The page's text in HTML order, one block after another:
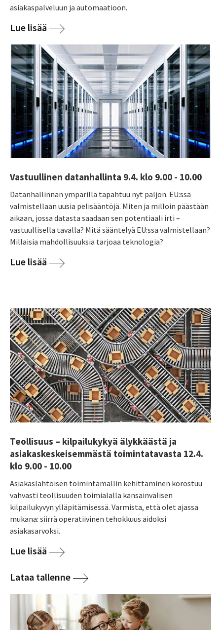
asiakaspalveluun ja automaatioon.
Lue lisää
Vastuullinen datanhallinta 9.4. klo 9.00 - 10.00
Datanhallinnan ympärillä tapahtuu nyt paljon. EU:ssa
valmistellaan uusia pelisääntöjä. Miten ja milloin päästään
aikaan, jossa datasta saadaan sen potentiaali irti –
vastuullisella tavalla? Mitä sääntelyä EU:ssa valmistellaan?
Millaisia mahdollisuuksia tarjoaa teknologia?
Lue lisää
Teollisuus – kilpailukykyä älykkäästä ja
asiakaskeskeisemmästä toimintatavasta 12.4.
klo 9.00 - 10.00
Asiakaslähtöisen toimintamallin kehittäminen korostuu
vahvasti teollisuuden toimialalla kansainvälisen
kilpailukyvyn ylläpitämisessä. Varmista, että olet ajassa
mukana: siirrä operatiivinen tehokkuus aidoksi
asiakasarvoksi.
Lue lisää
Lataa tallenne